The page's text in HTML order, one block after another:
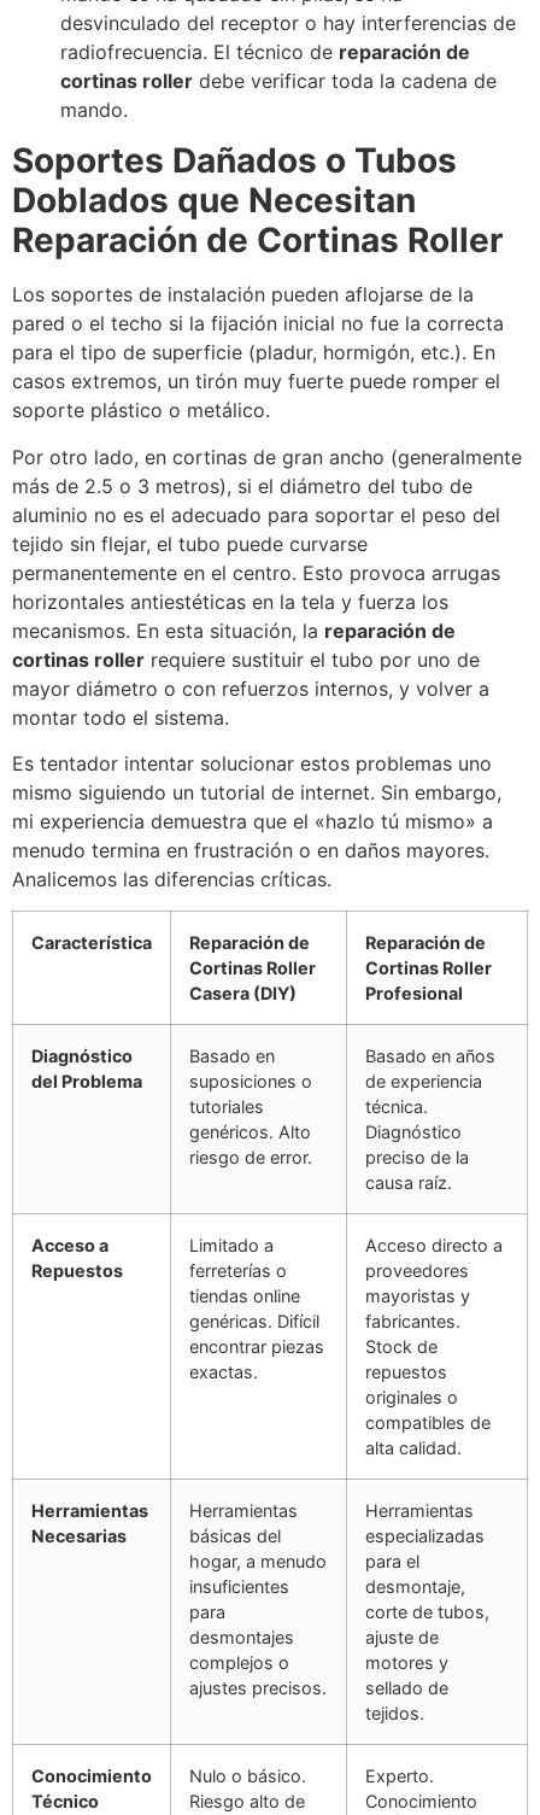
desvinculado del receptor o hay interferencias de
radiofrecuencia. El técnico de reparación de
cortinas roller debe verificar toda la cadena de
mando.
Soportes Dañados o Tubos
Doblados que Necesitan
Reparación de Cortinas Roller
Los soportes de instalación pueden aflojarse de la
pared o el techo si la fijación inicial no fue la correcta
para el tipo de superficie (pladur, hormigón, etc.). En
casos extremos, un tirón muy fuerte puede romper el
soporte plástico o metálico.
Por otro lado, en cortinas de gran ancho (generalmente
más de 2.5 o 3 metros), si el diámetro del tubo de
aluminio no es el adecuado para soportar el peso del
tejido sin flejar, el tubo puede curvarse
permanentemente en el centro. Esto provoca arrugas
horizontales antiestéticas en la tela y fuerza los
mecanismos. En esta situación, la reparación de
cortinas roller requiere sustituir el tubo por uno de
mayor diámetro o con refuerzos internos, y volver a
montar todo el sistema.
Es tentador intentar solucionar estos problemas uno
mismo siguiendo un tutorial de internet. Sin embargo,
mi experiencia demuestra que el «hazlo tú mismo» a
menudo termina en frustración o en daños mayores.
Analicemos las diferencias críticas.
Característica
Reparación de
Cortinas Roller
Casera (DIY)
Reparación de
Cortinas Roller
Profesional
Diagnóstico
del Problema
Basado en
suposiciones o
tutoriales
genéricos. Alto
riesgo de error.
Basado en años
de experiencia
técnica.
Diagnóstico
preciso de la
causa raíz.
Acceso a
Repuestos
Limitado a
ferreterías o
tiendas online
genéricas. Difícil
encontrar piezas
exactas.
Acceso directo a
proveedores
mayoristas y
fabricantes.
Stock de
repuestos
originales o
compatibles de
alta calidad.
Herramientas
Necesarias
Herramientas
básicas del
hogar, a menudo
insuficientes
para
desmontajes
complejos o
ajustes precisos.
Herramientas
especializadas
para el
desmontaje,
corte de tubos,
ajuste de
motores y
sellado de
tejidos.
Conocimiento
Técnico
Nulo o básico.
Riesgo alto de
Experto.
Conocimiento